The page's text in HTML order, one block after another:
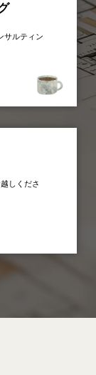
サルティン
しくださ